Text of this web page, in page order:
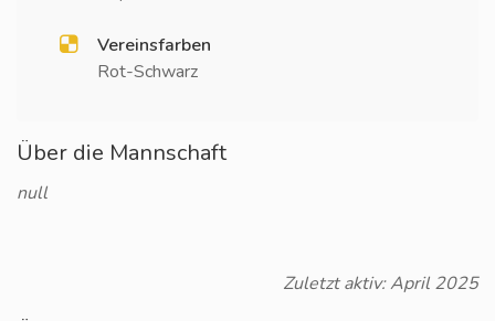
Vereinsfarben
Rot-Schwarz
Über die Mannschaft
null
Zuletzt aktiv: April 2025